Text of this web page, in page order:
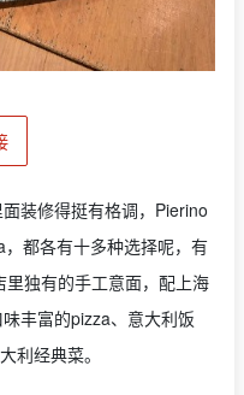
装修得挺有格调，Pierino
都各有十多种选择呢，有
独有的手工意面，配上海
丰富的pizza、意大利饭
利经典菜。